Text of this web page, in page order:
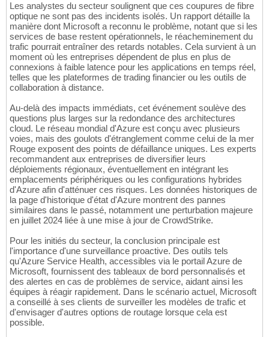
Les analystes du secteur soulignent que ces coupures de fibre
optique ne sont pas des incidents isolés. Un rapport détaille la
manière dont Microsoft a reconnu le problème, notant que si les
services de base restent opérationnels, le réacheminement du
trafic pourrait entraîner des retards notables. Cela survient à un
moment où les entreprises dépendent de plus en plus de
connexions à faible latence pour les applications en temps réel,
telles que les plateformes de trading financier ou les outils de
collaboration à distance.
Au-delà des impacts immédiats, cet événement soulève des
questions plus larges sur la redondance des architectures
cloud. Le réseau mondial d'Azure est conçu avec plusieurs
voies, mais des goulots d'étranglement comme celui de la mer
Rouge exposent des points de défaillance uniques. Les experts
recommandent aux entreprises de diversifier leurs
déploiements régionaux, éventuellement en intégrant les
emplacements périphériques ou les configurations hybrides
d'Azure afin d'atténuer ces risques. Les données historiques de
la page d'historique d'état d'Azure montrent des pannes
similaires dans le passé, notamment une perturbation majeure
en juillet 2024 liée à une mise à jour de CrowdStrike.
Pour les initiés du secteur, la conclusion principale est
l'importance d'une surveillance proactive. Des outils tels
qu'Azure Service Health, accessibles via le portail Azure de
Microsoft, fournissent des tableaux de bord personnalisés et
des alertes en cas de problèmes de service, aidant ainsi les
équipes à réagir rapidement. Dans le scénario actuel, Microsoft
a conseillé à ses clients de surveiller les modèles de trafic et
d'envisager d'autres options de routage lorsque cela est
possible.